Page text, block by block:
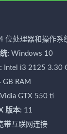
位处理器和操作系
: Windows 10
Intel i3 2125 3.30
GB RAM
GTX 550 ti
版本: 11
带互联网连接